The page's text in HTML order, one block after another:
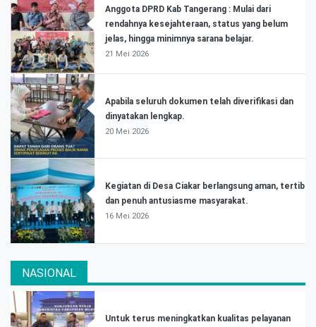
Anggota DPRD Kab Tangerang : Mulai dari
rendahnya kesejahteraan, status yang belum
jelas, hingga minimnya sarana belajar.
21 Mei 2026
Apabila seluruh dokumen telah diverifikasi dan
dinyatakan lengkap.
20 Mei 2026
Kegiatan di Desa Ciakar berlangsung aman, tertib
dan penuh antusiasme masyarakat.
16 Mei 2026
NASIONAL
Untuk terus meningkatkan kualitas pelayanan